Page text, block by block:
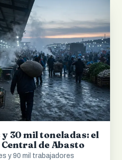
30 mil toneladas: el
de Abasto
y 90 mil trabajadores